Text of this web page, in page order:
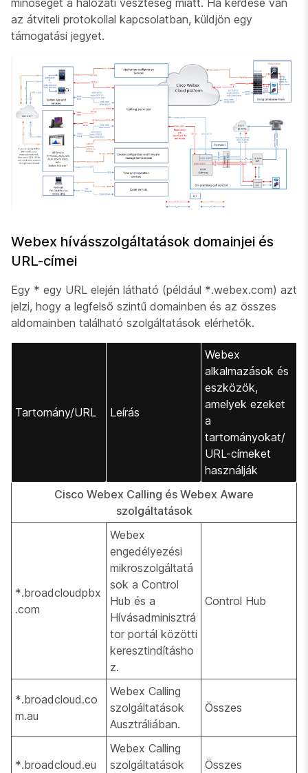
az átviteli protokollal kapcsolatban, küldjön egy
támogatási jegyet.
Webex hívásszolgáltatások domainjei és
URL-címei
Egy * egy URL elején látható (például *.webex.com) azt
jelzi, hogy a legfelső szintű domainben és az összes
aldomainben található szolgáltatások elérhetők.
Tartomány/URL Leírás
Webex
alkalmazások és
eszközök,
amelyek ezeket
a
tartományokat/
URL-címeket
használják
Cisco Webex Calling és Webex Aware
szolgáltatások
*.broadcloudpbx
.com
Webex
engedélyezési
mikroszolgáltatá
sok a Control
Hub és a
Hívásadminisztrá
tor portál közötti
keresztindításho
z.
Control Hub
*.broadcloud.co
m.au
Webex Calling
szolgáltatások
Ausztráliában.
Összes
*.broadcloud.eu
Webex Calling
szolgáltatások
Összes